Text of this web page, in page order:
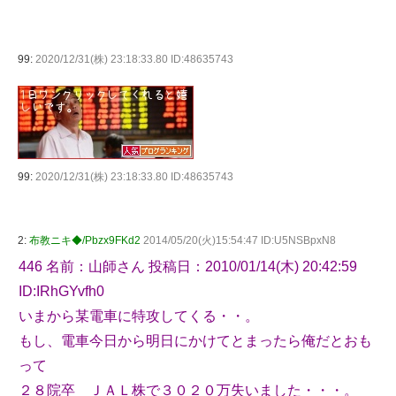
99: 2020/12/31(株) 23:18:33.80 ID:48635743
99: 2020/12/31(株) 23:18:33.80 ID:48635743
2: 布教ニキ◆/Pbzx9FKd2 2014/05/20(火)15:54:47 ID:U5NSBpxN8
446 名前：山師さん 投稿日：2010/01/14(木) 20:42:59
ID:IRhGYvfh0
いまから某電車に特攻してくる・・。
もし、電車今日から明日にかけてとまったら俺だとおも
って
２８院卒 ＪＡＬ株で３０２０万失いました・・・。